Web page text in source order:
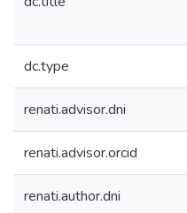
dc.type
renati.advisor.dni
renati.advisor.orcid
renati.author.dni